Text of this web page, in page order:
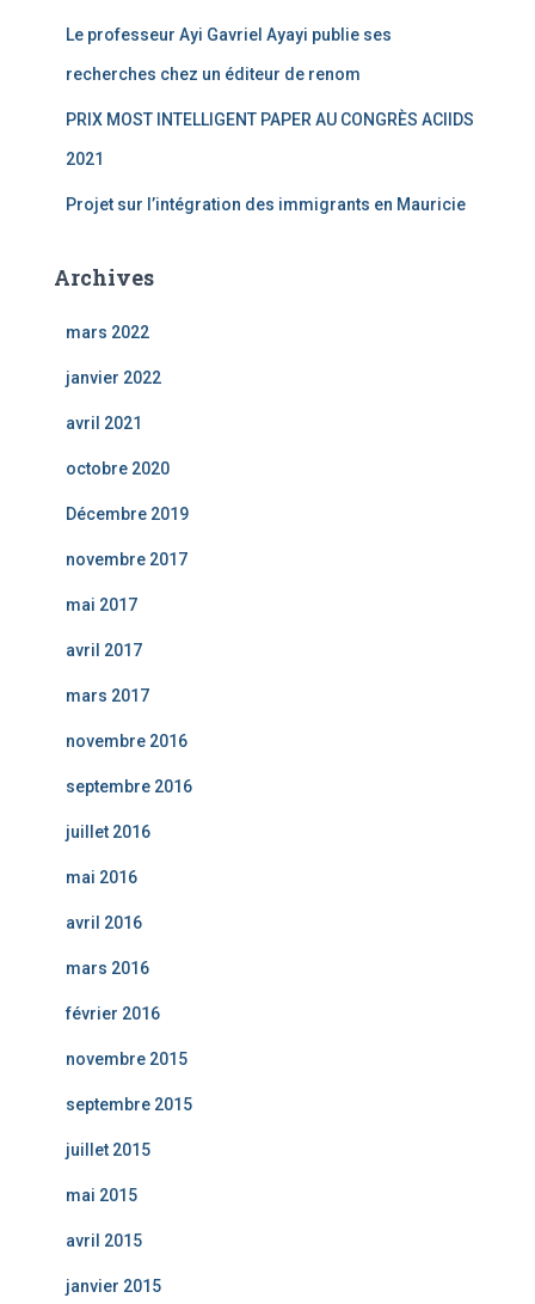
Le professeur Ayi Gavriel Ayayi publie ses
recherches chez un éditeur de renom
PRIX MOST INTELLIGENT PAPER AU CONGRÈS ACIIDS
2021
Projet sur l’intégration des immigrants en Mauricie
Archives
mars 2022
janvier 2022
avril 2021
octobre 2020
Décembre 2019
novembre 2017
mai 2017
avril 2017
mars 2017
novembre 2016
septembre 2016
juillet 2016
mai 2016
avril 2016
mars 2016
février 2016
novembre 2015
septembre 2015
juillet 2015
mai 2015
avril 2015
janvier 2015